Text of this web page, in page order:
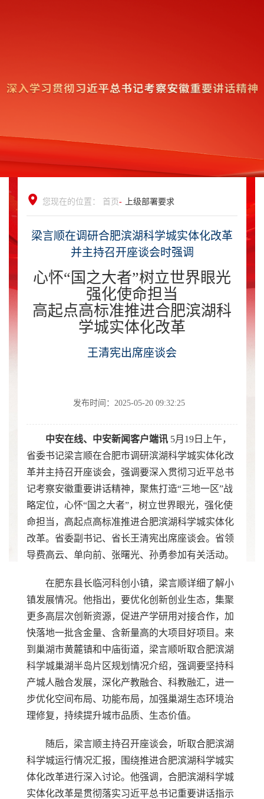
您现在的位置： 首页- 上级部署要求
梁言顺在调研合肥滨湖科学城实体化改革
并主持召开座谈会时强调
心怀“国之大者”树立世界眼光
强化使命担当
高起点高标准推进合肥滨湖科
学城实体化改革
王清宪出席座谈会
发布时间：2025-05-20 09:32:25
中安在线、中安新闻客户端讯 5月19日上午，
省委书记梁言顺在合肥市调研滨湖科学城实体化改
革并主持召开座谈会，强调要深入贯彻习近平总书
记考察安徽重要讲话精神，聚焦打造“三地一区”战
略定位，心怀“国之大者”，树立世界眼光，强化使
命担当，高起点高标准推进合肥滨湖科学城实体化
改革。省委副书记、省长王清宪出席座谈会。省领
导费高云、单向前、张曙光、孙勇参加有关活动。
在肥东县长临河科创小镇，梁言顺详细了解小
镇发展情况。他指出，要优化创新创业生态，集聚
更多高层次创新资源，促进产学研用对接合作，加
快落地一批含金量、含新量高的大项目好项目。来
到巢湖市黄麓镇和中庙街道，梁言顺听取合肥滨湖
科学城巢湖半岛片区规划情况介绍，强调要坚持科
产城人融合发展，深化产教融合、科教融汇，进一
步优化空间布局、功能布局，加强巢湖生态环境治
理修复，持续提升城市品质、生态价值。
随后，梁言顺主持召开座谈会，听取合肥滨湖
科学城运行情况汇报，围绕推进合肥滨湖科学城实
体化改革进行深入讨论。他强调，合肥滨湖科学城
实体化改革是贯彻落实习近平总书记重要讲话指示